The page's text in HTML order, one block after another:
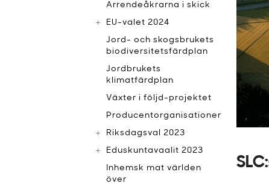
Arrendeåkrarna i skick
EU-valet 2024
Jord- och skogsbrukets
biodiversitetsfärdplan
Jordbrukets
klimatfärdplan
Växter i följd-projektet
Producentorganisationer
Riksdagsval 2023
Eduskuntavaalit 2023
Inhemsk mat världen
över